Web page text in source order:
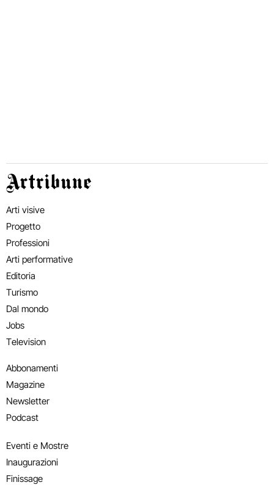
Artribune
Arti visive
Progetto
Professioni
Arti performative
Editoria
Turismo
Dal mondo
Jobs
Television
Abbonamenti
Magazine
Newsletter
Podcast
Eventi e Mostre
Inaugurazioni
Finissage